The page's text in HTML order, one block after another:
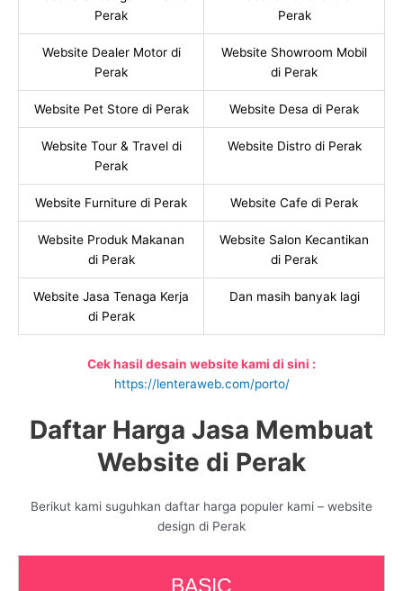
Perak
Perak
Website Dealer Motor di
Perak
Website Showroom Mobil
di Perak
Website Pet Store di Perak Website Desa di Perak
Website Tour & Travel di
Perak
Website Distro di Perak
Website Furniture di Perak Website Cafe di Perak
Website Produk Makanan
di Perak
Website Salon Kecantikan
di Perak
Website Jasa Tenaga Kerja
di Perak
Dan masih banyak lagi
Cek hasil desain website kami di sini :
https://lenteraweb.com/porto/
Daftar Harga Jasa Membuat
Website di Perak
Berikut kami suguhkan daftar harga populer kami – website
design di Perak
BASIC